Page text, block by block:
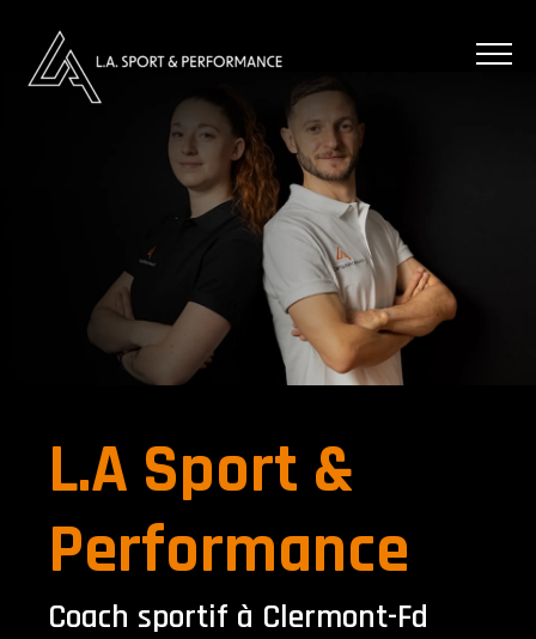
L.A Sport &
Performance
Coach sportif à Clermont-Fd